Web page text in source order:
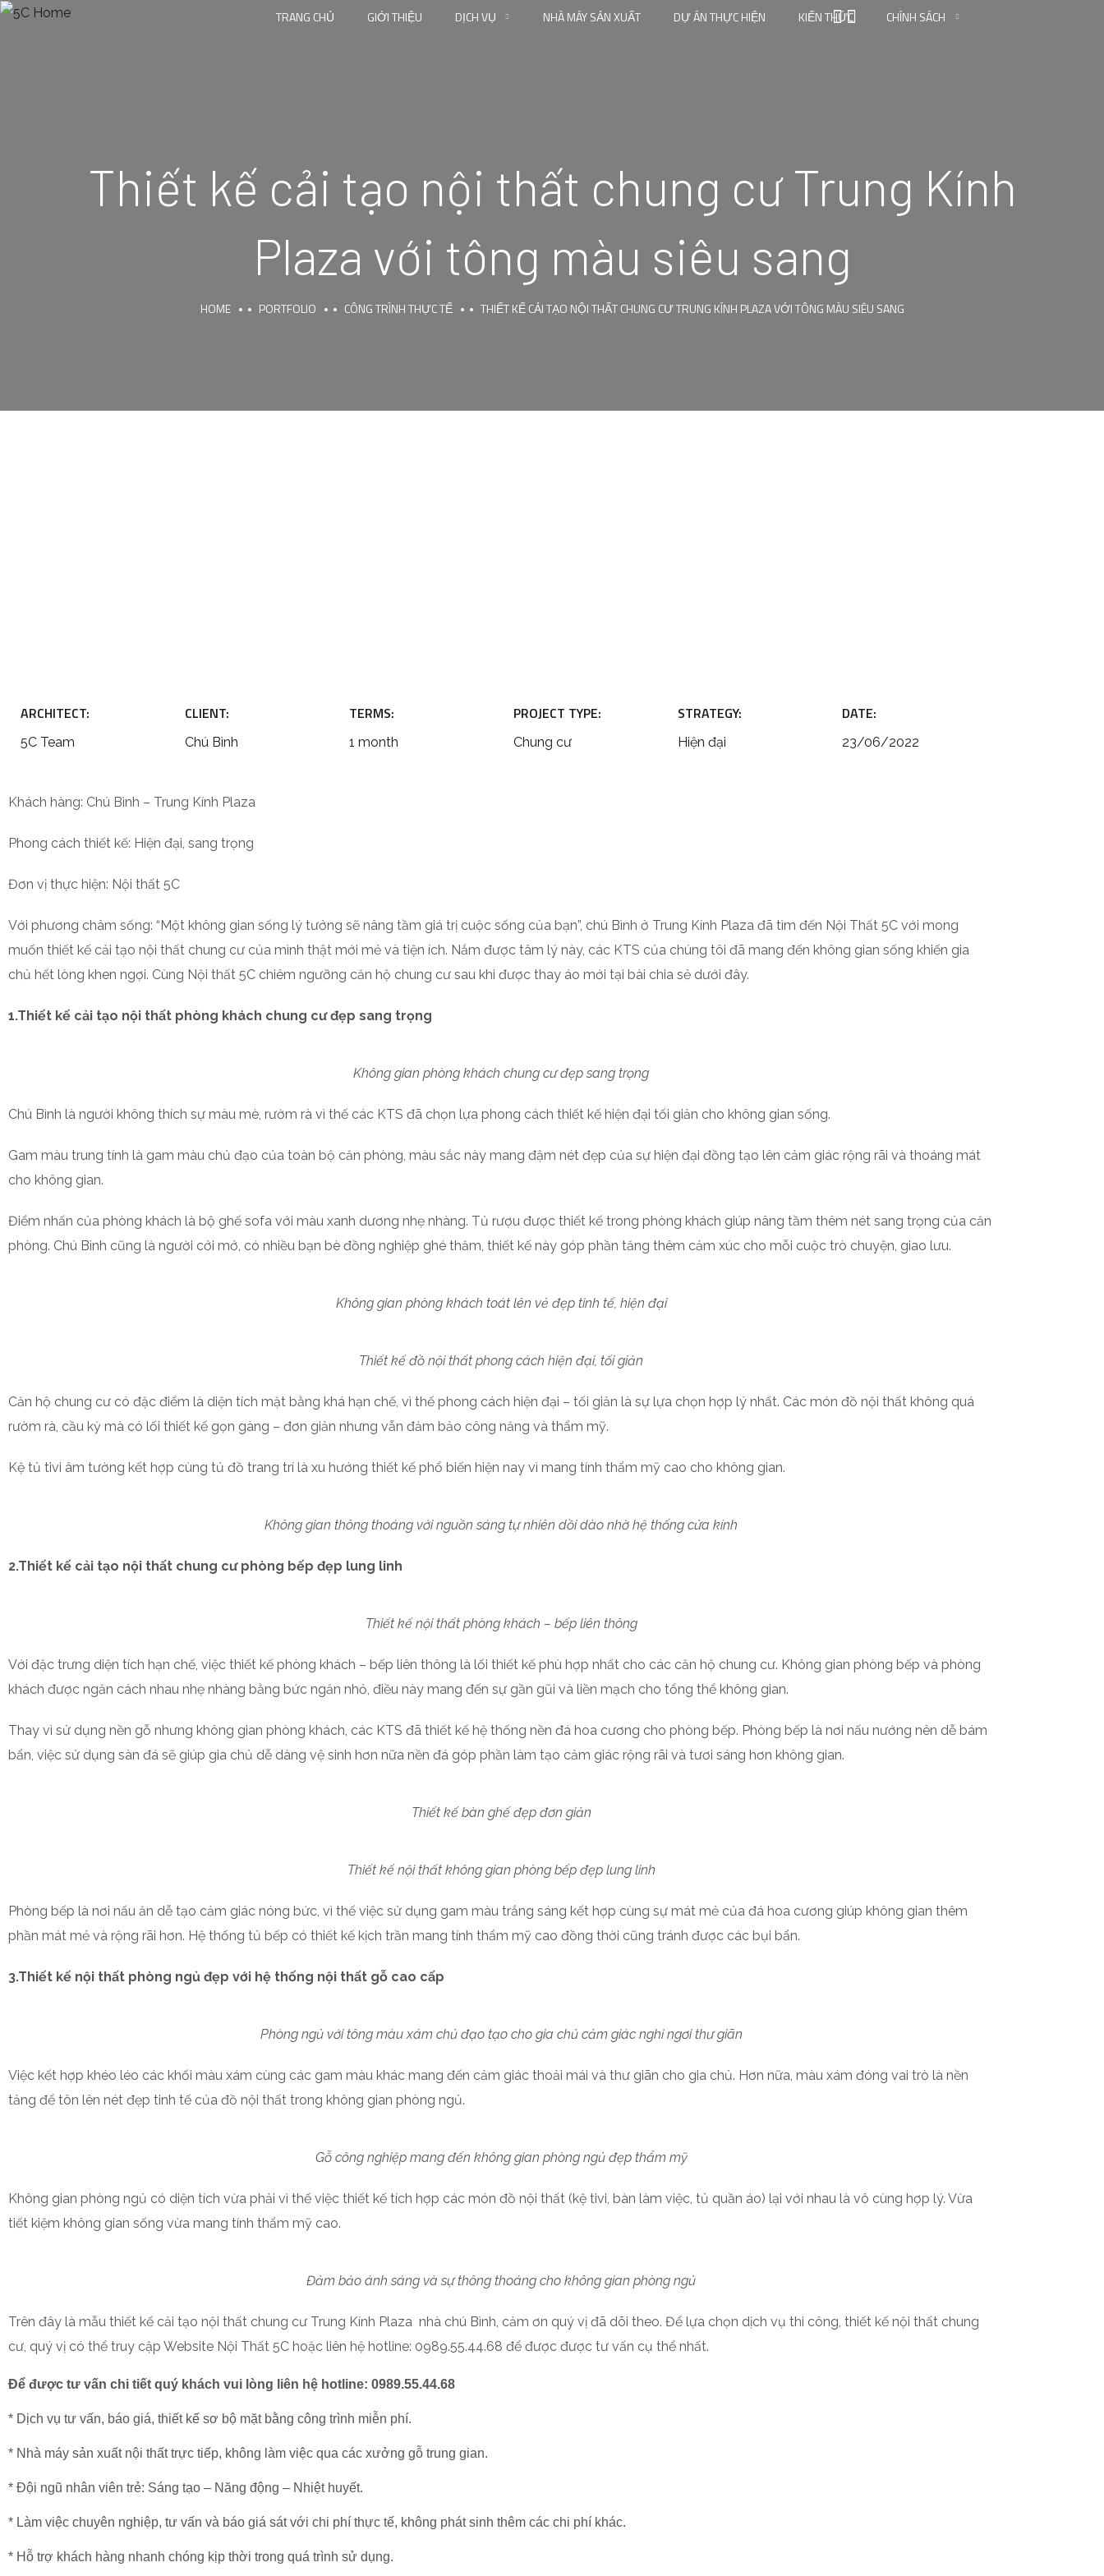
TRANG CHỦ GIỚI THIỆU DỊCH VỤ NHÀ MÁY SẢN XUẤT DỰ ÁN THỰC HIỆN KIẾN THỨC CHÍNH SÁCH
Thiết kế cải tạo nội thất chung cư Trung Kính
Plaza với tông màu siêu sang
HOME PORTFOLIO CÔNG TRÌNH THỰC TẾ THIẾT KẾ CẢI TẠO NỘI THẤT CHUNG CƯ TRUNG KÍNH PLAZA VỚI TÔNG MÀU SIÊU SANG
ARCHITECT:
5C Team
CLIENT:
Chú Bình
TERMS:
1 month
PROJECT TYPE:
Chung cư
STRATEGY:
Hiện đại
DATE:
23/06/2022
Khách hàng: Chú Bình – Trung Kính Plaza
Phong cách thiết kế: Hiện đại, sang trọng
Đơn vị thực hiện: Nội thất 5C
Với phương châm sống: “Một không gian sống lý tưởng sẽ nâng tầm giá trị cuộc sống của bạn”, chú Bình ở Trung Kính Plaza đã tìm đến Nội Thất 5C với mong
muốn thiết kế cải tạo nội thất chung cư của mình thật mới mẻ và tiện ích. Nắm được tâm lý này, các KTS của chúng tôi đã mang đến không gian sống khiến gia
chủ hết lòng khen ngợi. Cùng Nội thất 5C chiêm ngưỡng căn hộ chung cư sau khi được thay áo mới tại bài chia sẻ dưới đây.
1.Thiết kế cải tạo nội thất phòng khách chung cư đẹp sang trọng
Không gian phòng khách chung cư đẹp sang trọng
Chú Bình là người không thích sự màu mè, rườm rà vì thế các KTS đã chọn lựa phong cách thiết kế hiện đại tối giản cho không gian sống.
Gam màu trung tính là gam màu chủ đạo của toàn bộ căn phòng, màu sắc này mang đậm nét đẹp của sự hiện đại đồng tạo lên cảm giác rộng rãi và thoáng mát
cho không gian.
Điểm nhấn của phòng khách là bộ ghế sofa với màu xanh dương nhẹ nhàng. Tủ rượu được thiết kế trong phòng khách giúp nâng tầm thêm nét sang trọng của căn
phòng. Chú Bình cũng là người cởi mở, có nhiều bạn bè đồng nghiệp ghé thăm, thiết kế này góp phần tăng thêm cảm xúc cho mỗi cuộc trò chuyện, giao lưu.
Không gian phòng khách toát lên vẻ đẹp tinh tế, hiện đại
Thiết kế đồ nội thất phong cách hiện đại, tối giản
Căn hộ chung cư có đặc điểm là diện tích mặt bằng khá hạn chế, vì thế phong cách hiện đại – tối giản là sự lựa chọn hợp lý nhất. Các món đồ nội thất không quá
rườm rà, cầu kỳ mà có lối thiết kế gọn gàng – đơn giản nhưng vẫn đảm bảo công năng và thẩm mỹ.
Kệ tủ tivi âm tường kết hợp cùng tủ đồ trang trí là xu hướng thiết kế phổ biến hiện nay vì mang tính thẩm mỹ cao cho không gian.
Không gian thông thoáng với nguồn sáng tự nhiên dồi dào nhờ hệ thống cửa kính
2.Thiết kế cải tạo nội thất chung cư phòng bếp đẹp lung linh
Thiết kế nội thất phòng khách – bếp liên thông
Với đặc trưng diện tích hạn chế, việc thiết kế phòng khách – bếp liên thông là lối thiết kế phù hợp nhất cho các căn hộ chung cư. Không gian phòng bếp và phòng
khách được ngăn cách nhau nhẹ nhàng bằng bức ngăn nhỏ, điều này mang đến sự gần gũi và liền mạch cho tổng thể không gian.
Thay vì sử dụng nền gỗ nhưng không gian phòng khách, các KTS đã thiết kế hệ thống nền đá hoa cương cho phòng bếp. Phòng bếp là nơi nấu nướng nên dễ bám
bẩn, việc sử dụng sàn đá sẽ giúp gia chủ dễ dàng vệ sinh hơn nữa nền đá góp phần làm tạo cảm giác rộng rãi và tươi sáng hơn không gian.
Thiết kế bàn ghế đẹp đơn giản
Thiết kế nội thất không gian phòng bếp đẹp lung linh
Phòng bếp là nơi nấu ăn dễ tạo cảm giác nóng bức, vì thế việc sử dụng gam màu trắng sáng kết hợp cùng sự mát mẻ của đá hoa cương giúp không gian thêm
phần mát mẻ và rộng rãi hơn. Hệ thống tủ bếp có thiết kế kịch trần mang tính thẩm mỹ cao đồng thời cũng tránh được các bụi bẩn.
3.Thiết kế nội thất phòng ngủ đẹp với hệ thống nội thất gỗ cao cấp
Phòng ngủ với tông màu xám chủ đạo tạo cho gia chủ cảm giác nghỉ ngơi thư giãn
Việc kết hợp khéo léo các khối màu xám cùng các gam màu khác mang đến cảm giác thoải mái và thư giãn cho gia chủ. Hơn nữa, màu xám đóng vai trò là nền
tảng để tôn lên nét đẹp tinh tế của đồ nội thất trong không gian phòng ngủ.
Gỗ công nghiệp mang đến không gian phòng ngủ đẹp thẩm mỹ
Không gian phòng ngủ có diện tích vừa phải vì thế việc thiết kế tích hợp các món đồ nội thất (kệ tivi, bàn làm việc, tủ quần áo) lại với nhau là vô cùng hợp lý. Vừa
tiết kiệm không gian sống vừa mang tính thẩm mỹ cao.
Đảm bảo ánh sáng và sự thông thoáng cho không gian phòng ngủ
Trên đây là mẫu thiết kế cải tạo nội thất chung cư Trung Kính Plaza nhà chú Bình, cảm ơn quý vị đã dõi theo. Để lựa chọn dịch vụ thi công, thiết kế nội thất chung
cư, quý vị có thể truy cập Website Nội Thất 5C hoặc liên hệ hotline: 0989.55.44.68 để được được tư vấn cụ thể nhất.
Để được tư vấn chi tiết quý khách vui lòng liên hệ hotline: 0989.55.44.68
* Dịch vụ tư vấn, báo giá, thiết kế sơ bộ mặt bằng công trình miễn phí.
* Nhà máy sản xuất nội thất trực tiếp, không làm việc qua các xưởng gỗ trung gian.
* Đội ngũ nhân viên trẻ: Sáng tạo – Năng động – Nhiệt huyết.
* Làm việc chuyên nghiệp, tư vấn và báo giá sát với chi phí thực tế, không phát sinh thêm các chi phí khác.
* Hỗ trợ khách hàng nhanh chóng kịp thời trong quá trình sử dụng.